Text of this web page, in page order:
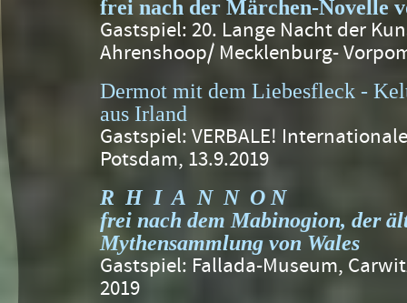
frei nach der Märchen-Novelle
Gastspiel: 20. Lange Nacht der
Ahrenshoop/ Mecklenburg-
Dermot mit dem Liebesfleck -
aus Irland
Gastspiel: VERBALE!
Potsdam, 13.9.2019
R H I A N N O N
frei nach dem Mabinogion, der
Mythensammlung von Wales
Gastspiel: Fallada-Museum,
2019